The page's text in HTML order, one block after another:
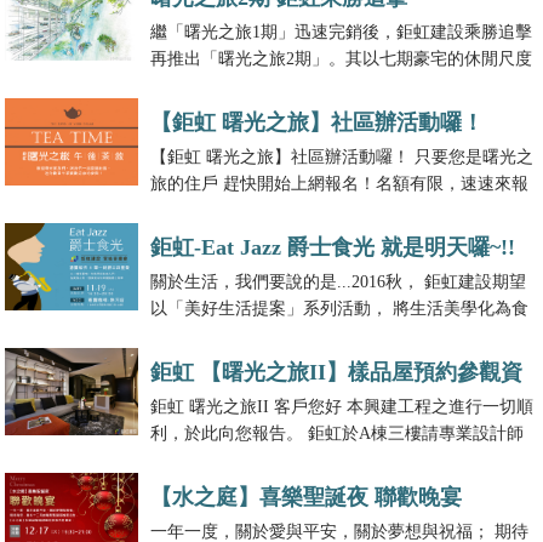
響品牌。
繼「曙光之旅1期」迅速完銷後，鉅虹建設乘勝追擊
再推出「曙光之旅2期」。其以七期豪宅的休閒尺度
住客好評，難怪銷售紅不讓。
【鉅虹 曙光之旅】社區辦活動囉！
【鉅虹 曙光之旅】社區辦活動囉！ 只要您是曙光之
旅的住戶 趕快開始上網報名！名額有限，速速來報
鉅虹-Eat Jazz 爵士食光 就是明天囉~!!
期待與您相見!!
關於生活，我們要說的是...2016秋， 鉅虹建設期望
以「美好生活提案」系列活動， 將生活美學化為食
鉅虹 【曙光之旅II】樣品屋預約參觀資
訊
鉅虹 曙光之旅II 客戶您好 本興建工程之進行一切順
利，於此向您報告。 鉅虹於A棟三樓請專業設計師
【水之庭】喜樂聖誕夜 聯歡晚宴
一年一度，關於愛與平安，關於夢想與祝福； 期待